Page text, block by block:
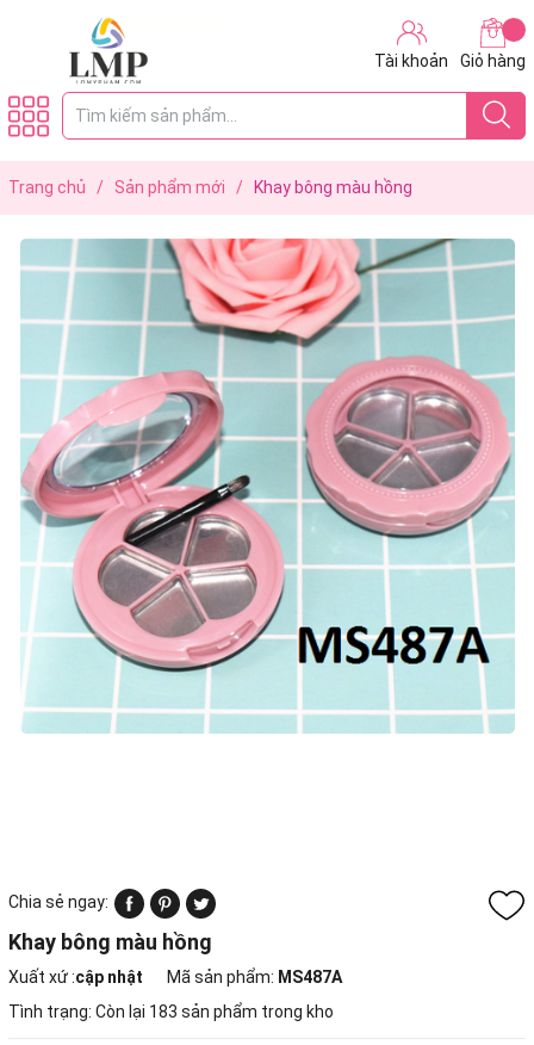
Tài khoản Giỏ hàng
Trang chủ / Sản phẩm mới / Khay bông màu hồng
Chia sẻ ngay:
Khay bông màu hồng
Xuất xứ :cập nhật Mã sản phẩm: MS487A
Tình trạng: Còn lại 183 sản phẩm trong kho